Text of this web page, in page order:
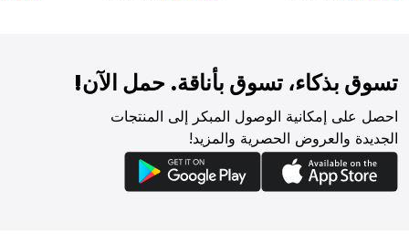
تسوق بذكاء، تسوق بأناقة. حمل الآن!
احصل على إمكانية الوصول المبكر إلى المنتجات
الجديدة والعروض الحصرية والمزيد!